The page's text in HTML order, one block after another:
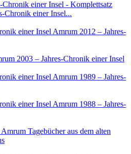
Chronik einer Insel...
Amrum 2012 – Jahres-
2003 – Jahres-Chronik einer Insel
Amrum 1989 – Jahres-
Amrum 1988 – Jahres-
Tagebücher aus dem alten